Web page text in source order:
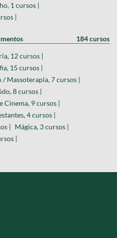
1 cursos |
|
184 cursos
12 cursos |
15 cursos |
/ Massoterapia, 7 cursos |
8 cursos |
Cinema, 9 cursos |
4 cursos |
| Mágica, 3 cursos |
|